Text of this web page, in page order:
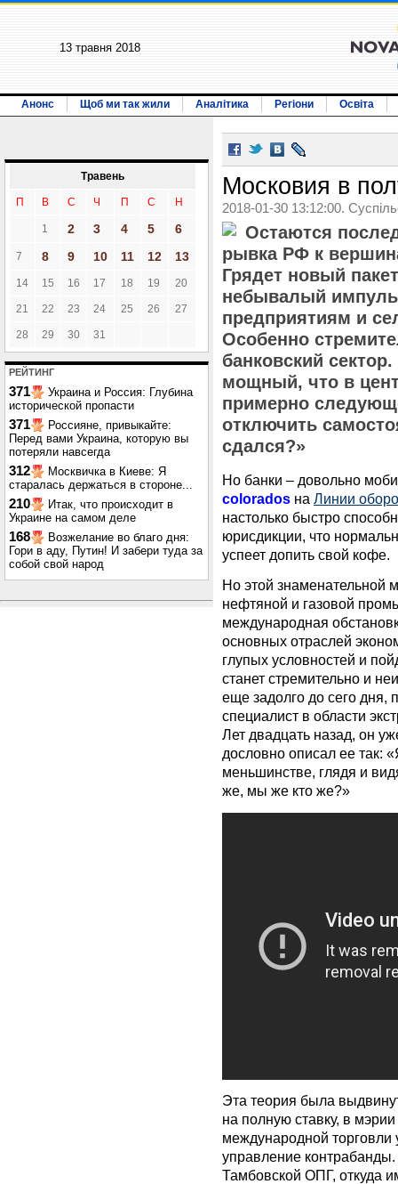
13 травня 2018
Анонс Щоб ми так жили Аналітика Регіони Освіта
Травень
П В С Ч П С Н
1 2 3 4 5 6
7 8 9 10 11 12 13
14 15 16 17 18 19 20
21 22 23 24 25 26 27
28 29 30 31
РЕЙТИНГ
371
Украина и Россия: Глубина
исторической пропасти
371
Россияне, привыкайте:
Перед вами Украина, которую вы
потеряли навсегда
312
Москвичка в Киеве: Я
старалась держаться в стороне...
210
Итак, что происходит в
Украине на самом деле
168
Возжелание во благо дня:
Гори в аду, Путин! И забери туда за
собой свой народ
Московия в
2018-01-30 13:12:00.
Остаются
рывка РФ к
Грядет новый
небывалый
предприятиям и
Особенно
банковский
мощный, что в
примерно
отключить
сдался?»
Но банки – довольно
colorados на Линии
настолько быстро
юрисдикции, что
успеет допить свой кофе.
Но этой знаменательной
нефтяной и газовой
международная
основных отраслей
глупых условностей и
станет стремительно и
еще задолго до сего
специалист в области
Лет двадцать назад, он
дословно описал ее так:
меньшинстве, глядя и
же, мы же кто же?»
Эта теория была
на полную ставку, в
международной
управление
Тамбовской ОПГ, откуда